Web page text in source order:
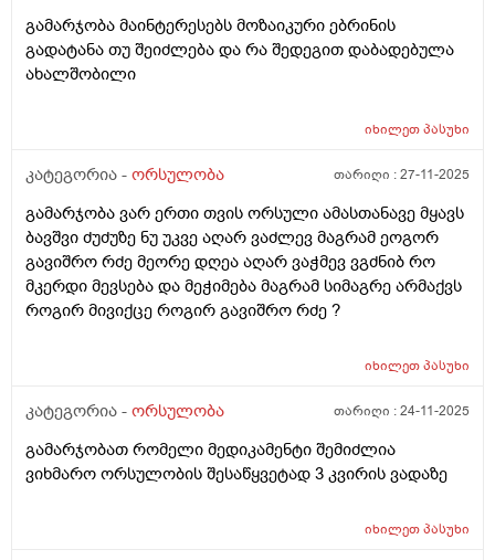
გამარჯობა მაინტერესებს მოზაიკური ებრინის
გადატანა თუ შეიძლება და რა შედეგით დაბადებულა
ახალშობილი
იხილეთპასუხი
კატეგორია - ორსულობა თარიღი :27-11-2025
გამარჯობა ვარ ერთი თვის ორსული ამასთანავე მყავს
ბავშვი ძუძუზე ნუ უკვე აღარ ვაძლევ მაგრამ ეოგორ
გავიშრო რძე მეორე დღეა აღარ ვაჭმევ ვგძნიბ რო
მკერდი მევსება და მეჭიმება მაგრამ სიმაგრე არმაქვს
როგირ მივიქცე როგირ გავიშრო რძე ?
იხილეთპასუხი
კატეგორია - ორსულობა თარიღი :24-11-2025
გამარჯობათ რომელი მედიკამენტი შემიძლია
ვიხმარო ორსულობის შესაწყვეტად 3 კვირის ვადაზე
იხილეთპასუხი